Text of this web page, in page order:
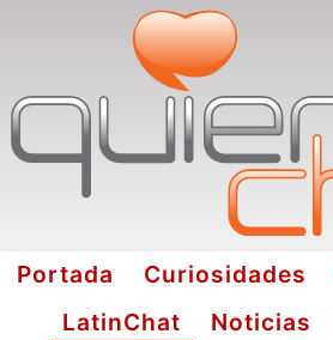
Portada Curiosidades
LatinChat
Noticias